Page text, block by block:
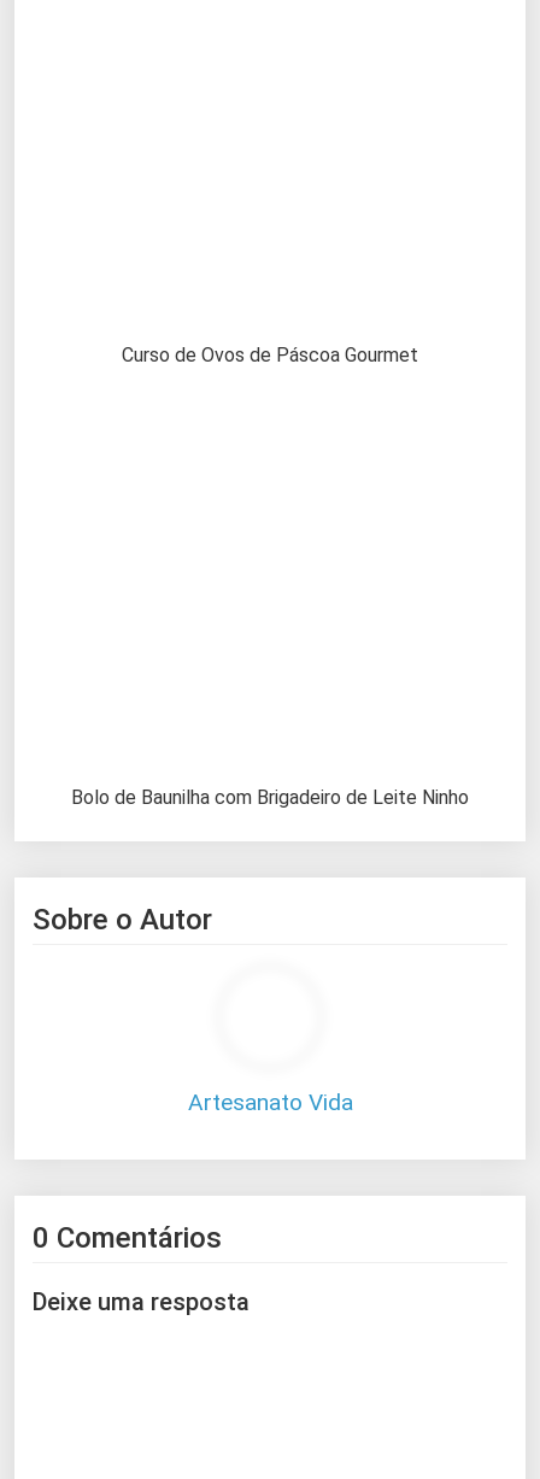
Curso de Ovos de Páscoa Gourmet
Bolo de Baunilha com Brigadeiro de Leite Ninho
Sobre o Autor
Artesanato Vida
0 Comentários
Deixe uma resposta